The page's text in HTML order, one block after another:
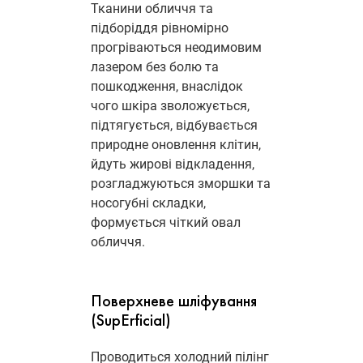
Тканини обличчя та
підборіддя рівномірно
прогріваються неодимовим
лазером без болю та
пошкодження, внаслідок
чого шкіра зволожується,
підтягується, відбувається
природне оновлення клітин,
йдуть жирові відкладення,
розгладжуються зморшки та
носогубні складки,
формується чіткий овал
обличчя.
Поверхневе шліфування
(SupErficial)
Проводиться холодний пілінг